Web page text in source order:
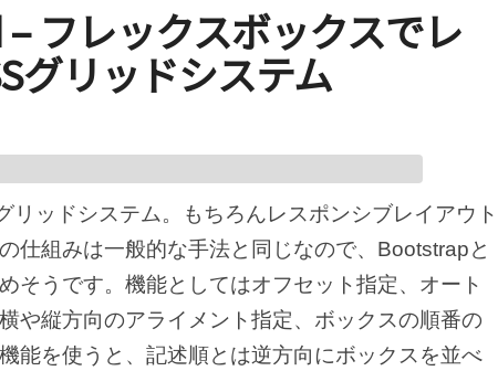
フレックスボックスでレ
グリッドシステム
ッドシステム。もちろんレスポンシブレイアウト
仕組みは一般的な手法と同じなので、Bootstrapと
そうです。機能としてはオフセット指定、オート
や縦方向のアライメント指定、ボックスの順番の
能を使うと、記述順とは逆方向にボックスを並べ